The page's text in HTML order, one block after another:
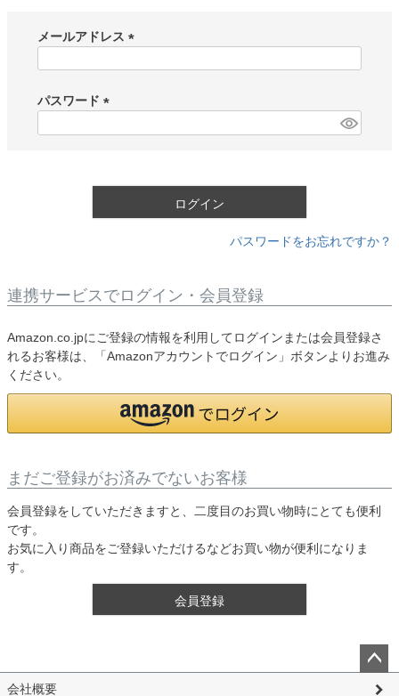
メールアドレス
)
パスワード
ログイン
パスワードをお忘れですか？
連携サービスでログイン・会員登録
Amazon.co.jpにご登録の情報を利用してログインまたは会員登録さ
れるお客様は、「Amazonアカウントでログイン」ボタンよりお進み
ください。
まだご登録がお済みでないお客様
会員登録をしていただきますと、二度目のお買い物時にとても便利
です。
お気に入り商品をご登録いただけるなどお買い物が便利になりま
す。
会員登録
ペー
会社概要